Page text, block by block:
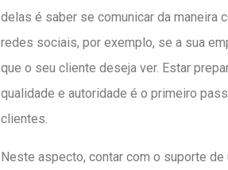
delas é saber se comunicar da maneira
redes sociais, por exemplo, se a sua
que o seu cliente deseja ver. Estar
qualidade e autoridade é o primeiro
clientes.
Neste aspecto, contar com o suporte